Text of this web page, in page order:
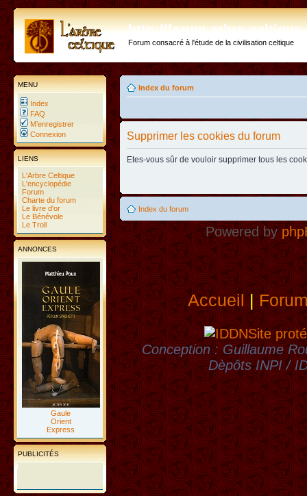
http://forum.arbre-
Forum consacré à l'étude de la civilisation celtique
MENU
Index
FAQ
M’enregistrer
Connexion
LIENS
L'Arbre Celtique
L'encyclopédie
Forum
Charte du forum
Le livre d'or
Le Bénévole
Le Troll
ANNONCES
Gaule
Orient
Express
PUBLICITÉS
Index du forum
Supprimer les cookies du forum
Etes-vous sûr de vouloir supprimer tous les
Index du forum
Powered by
Accueil|
Site
Conception : Guillaume
Dèpôts INPI /